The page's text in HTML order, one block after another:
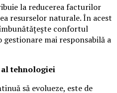
la reducerea facturilor
resurselor naturale. În acest
confortul
mai responsabilă a
tehnologiei
să evolueze, este de